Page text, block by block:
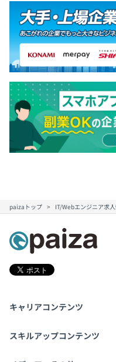
スクラム運用をしてお
POとSM、エンジニア
その他のチーム（営業
paizaトップ IT/Webエンジニア求
キャリアコンテンツ
転職・キャリア
スキルアップコンテンツ